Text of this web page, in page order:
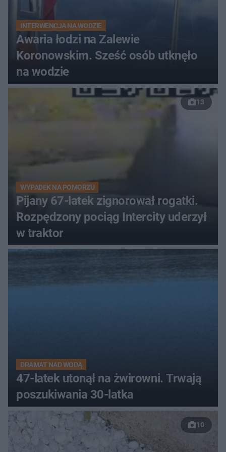
INTERWENCJA NA WODZIE
Awaria łodzi na Zalewie
Koronowskim. Sześć osób utknęło
na wodzie
13
WYPADEK NA POMORZU
Pijany 67-latek zignorował rogatki.
Rozpędzony pociąg Intercity uderzył
w traktor
DRAMAT NAD WODĄ
47-latek utonął na żwirowni. Trwają
poszukiwania 30-latka
10